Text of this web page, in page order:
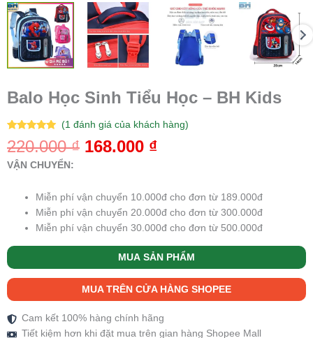
Balo Học Sinh Tiểu Học – BH Kids
5.00 trên 5
dựa trên
1
đánh giá
(1đánh giá của khách hàng)
220.000₫ 168.000 ₫
VẬN CHUYỂN:
Miễn phí vận chuyển 10.000đ cho đơn từ 189.000đ
Miễn phí vận chuyển 20.000đ cho đơn từ 300.000đ
Miễn phí vận chuyển 30.000đ cho đơn từ 500.000đ
MUA SẢN PHẨM
MUA TRÊN CỬA HÀNG SHOPEE
Cam kết 100% hàng chính hãng
Tiết kiệm hơn khi đặt mua trên gian hàng Shopee Mall